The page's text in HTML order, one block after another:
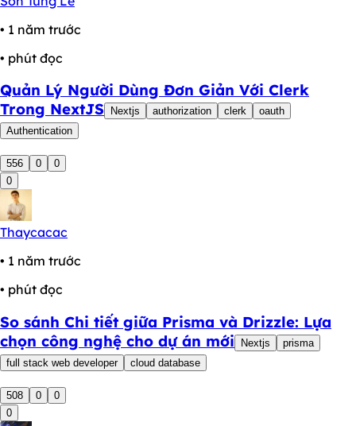
• 1 năm trước
• phút đọc
Quản Lý Người Dùng Đơn Giản Với Clerk
Trong NextJS
Nextjs authorization clerk
oauth
Authentication
556 0
0
0
Thaycacac
• 1 năm trước
• phút đọc
So sánh Chi tiết giữa Prisma và Drizzle: Lựa
chọn công nghệ cho dự án mới
Nextjs
prisma
full stack web developer
cloud database
508 0
0
0